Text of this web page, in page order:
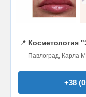
📍 Косметология
Павлоград, Карла
+38